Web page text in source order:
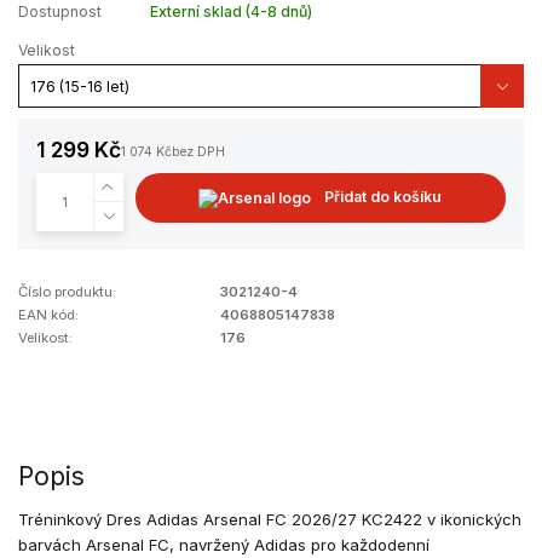
Dostupnost Externí sklad (4-8 dnů)
Velikost
1 299 Kč1 074 Kčbez DPH
Přidat do košíku
Číslo produktu:
3021240-4
EAN kód:
4068805147838
Velikost:
176
Popis
Tréninkový Dres Adidas Arsenal FC 2026/27 KC2422 v ikonických
barvách Arsenal FC, navržený Adidas pro každodenní